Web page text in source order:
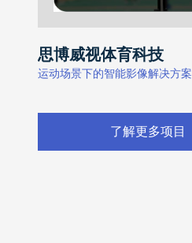
思博威视体育科技
运动场景下的智能影像解决方案
了解更多项目